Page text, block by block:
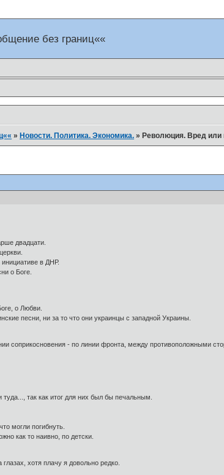
без границ««
»Новости. Политика. Экономика. »Революция. Вред или
двадцати.
инициативе в ДНР.
о Боге.
о Любви.
песни, ни за то что они украинцы с западной Украины.
соприкосновения - по линии фронта, между противоположными
так как итог для них был бы печальным.
могли погибнуть.
как то наивно, по детски.
хотя плачу я довольно редко.